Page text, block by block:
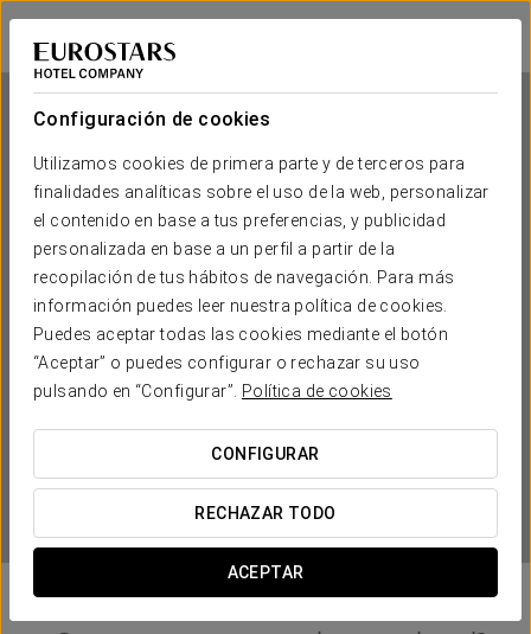
Configuración de cookies
Utilizamos cookies de primera parte y de terceros para
finalidades analíticas sobre el uso de la web, personalizar
el contenido en base a tus preferencias, y publicidad
personalizada en base a un perfil a partir de la
recopilación de tus hábitos de navegación. Para más
información puedes leer nuestra política de cookies.
Puedes aceptar todas las cookies mediante el botón
“Aceptar” o puedes configurar o rechazar su uso
pulsando en “Configurar”.
Política de cookies
CONFIGURAR
RECHAZAR TODO
ACEPTAR
Áurea Casa Palacio Sagasta
CÁDIZ
Áurea Casa Palacio Sagasta
CÁDIZ
¿CUÁNDO QUIERES IR?